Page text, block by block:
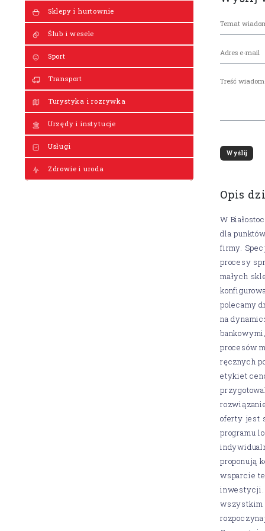
Sklepy i hurtownie
Ślub i wesele
Sport
Transport
Turystyka i rozrywka
Urzędy i instytucje
Usługi
Zdrowie i uroda
Opis
W
dla
firmy.
procesy
małych
polecamy
na
procesów
ręcznych
etykiet
oferty jest
programu
proponują
wsparcie
inwestycji.
wszystkim